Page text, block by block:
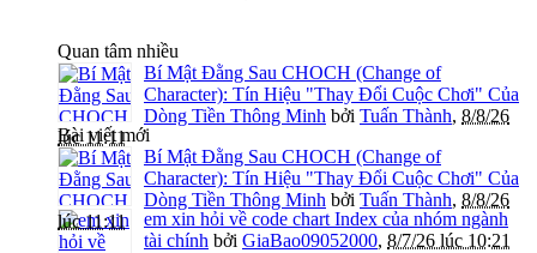
Quan tâm nhiều
Bí Mật Đằng Sau CHOCH (Change of
Character): Tín Hiệu "Thay Đổi Cuộc Chơi" Của
Dòng Tiền Thông Minh bởi Tuấn Thành, 8/8/26
lúc 11:11
Bài viết mới
Bí Mật Đằng Sau CHOCH (Change of
Character): Tín Hiệu "Thay Đổi Cuộc Chơi" Của
Dòng Tiền Thông Minh bởi Tuấn Thành, 8/8/26
lúc 11:11
em xin hỏi về code chart Index của nhóm ngành
tài chính bởi GiaBao09052000, 8/7/26 lúc 10:21